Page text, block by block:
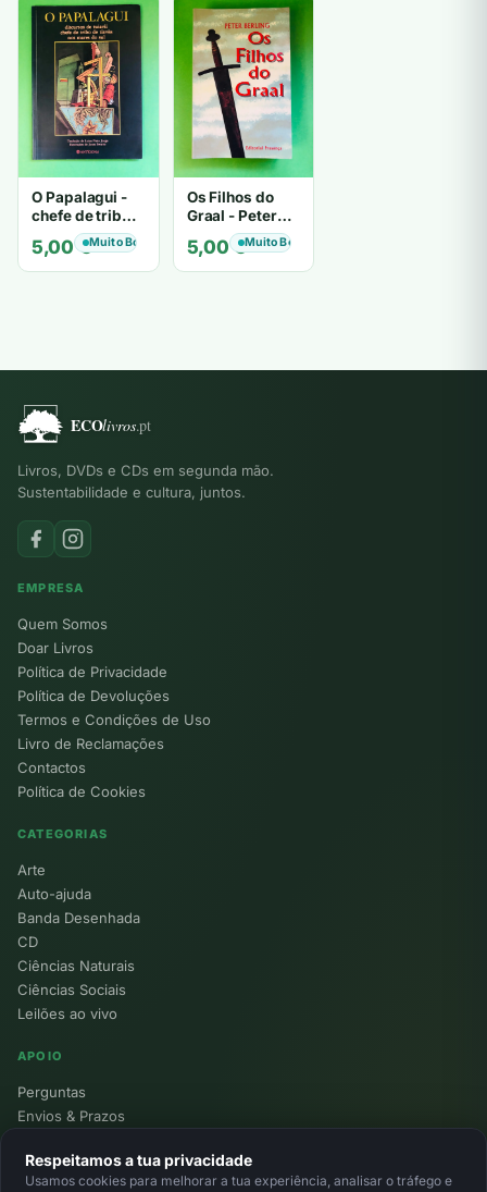
O Papalagui -
chefe de tribo
de tiavéa
5,00€Muito Bom
Os Filhos do
Graal - Peter
Berling
5,00€Muito Bom
Livros, DVDs e CDs em segunda mão.
Sustentabilidade e cultura, juntos.
EMPRESA
Quem Somos
Doar Livros
Política de Privacidade
Política de Devoluções
Termos e Condições de Uso
Livro de Reclamações
Contactos
Política de Cookies
CATEGORIAS
Arte
Auto-ajuda
Banda Desenhada
CD
Ciências Naturais
Ciências Sociais
Leilões ao vivo
APOIO
Perguntas
Envios & Prazos
Devoluções
Minha Conta
Respeitamos a tua privacidade
Usamos cookies para melhorar a tua experiência, analisar o tráfego e